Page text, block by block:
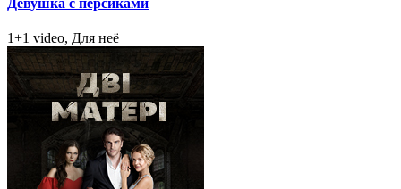
1+1 video, Для неё